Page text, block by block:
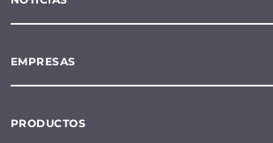
EMPRESAS
PRODUCTOS